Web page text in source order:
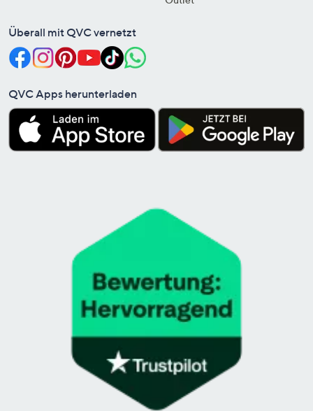
Überall mit QVC vernetzt
QVC Apps herunterladen